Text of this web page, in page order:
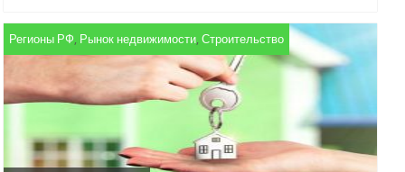
Регионы РФ, Рынок недвижимости,Строительство